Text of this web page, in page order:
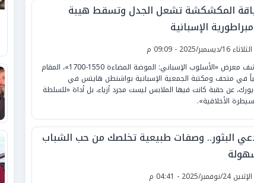
المكشكشة تشعل الجدل وتسقط هيبة
الإسبانية
الثلاثاء 16/ديسمبر/2025 - 09:09 م
يكشف معرض «الأسلوب الإسباني: الموضة المضاءة 1550-1700»، المقام
في متحف ومكتبة الجمعية الإسبانية بواشنطن هايتس في
عن حقبة كانت فيها الملابس ليست مجرد أزياء، بل أداة «للسلطة
الأخلاقية».
البثور.. وصفات طبيعية تخلصك من حب الشباب
الإثنين 24/نوفمبر/2025 - 04:41 م